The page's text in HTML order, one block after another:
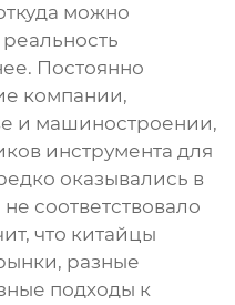
можно
Постоянно
компании,
и машиностроении,
инструмента для
оказывались в
соответствовало
что китайцы
разные
подходы к